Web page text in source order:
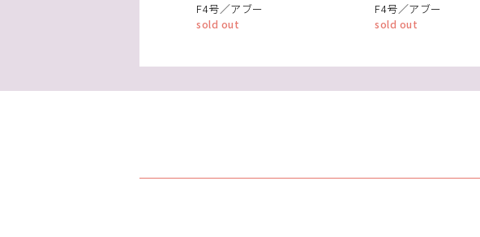
F4号／アブー
sold out
F4号／アブー
sold out